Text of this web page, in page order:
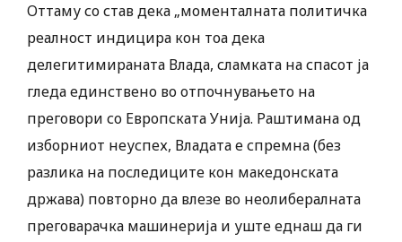
Оттаму со став дека „моменталната политичка
реалност индицира кон тоа дека
делегитимираната Влада, сламката на спасот ја
гледа единствено во отпочнувањето на
преговори со Европската Унија. Раштимана од
изборниот неуспех, Владата е спремна (без
разлика на последиците кон македонската
држава) повторно да влезе во неолибералната
преговарачка машинерија и уште еднаш да ги